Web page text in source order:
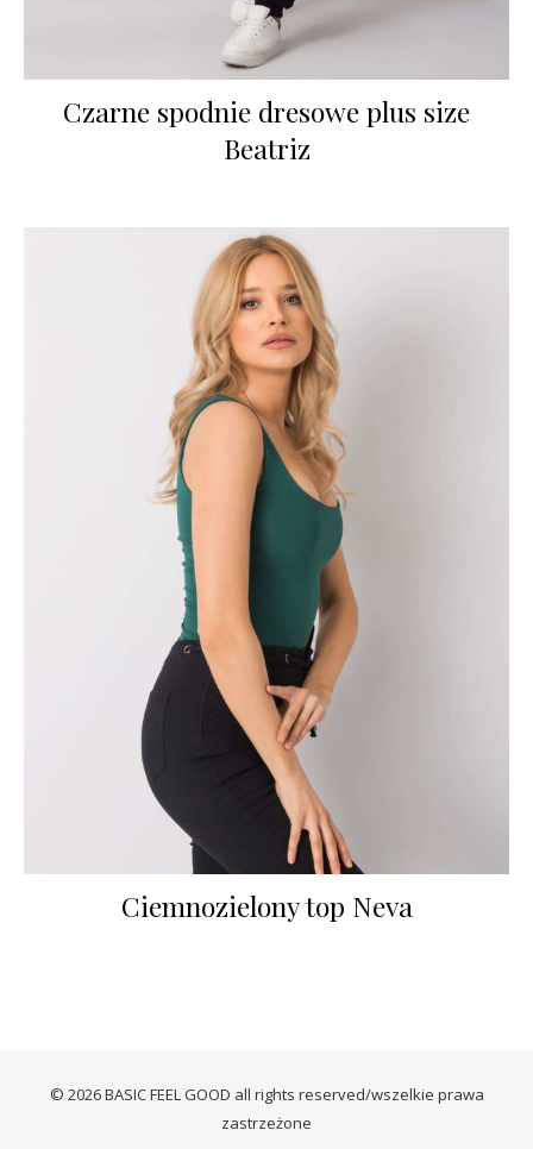
Czarne spodnie dresowe plus size
Beatriz
Ciemnozielony top Neva
© 2026 BASIC FEEL GOOD all rights reserved/wszelkie prawa
zastrzeżone